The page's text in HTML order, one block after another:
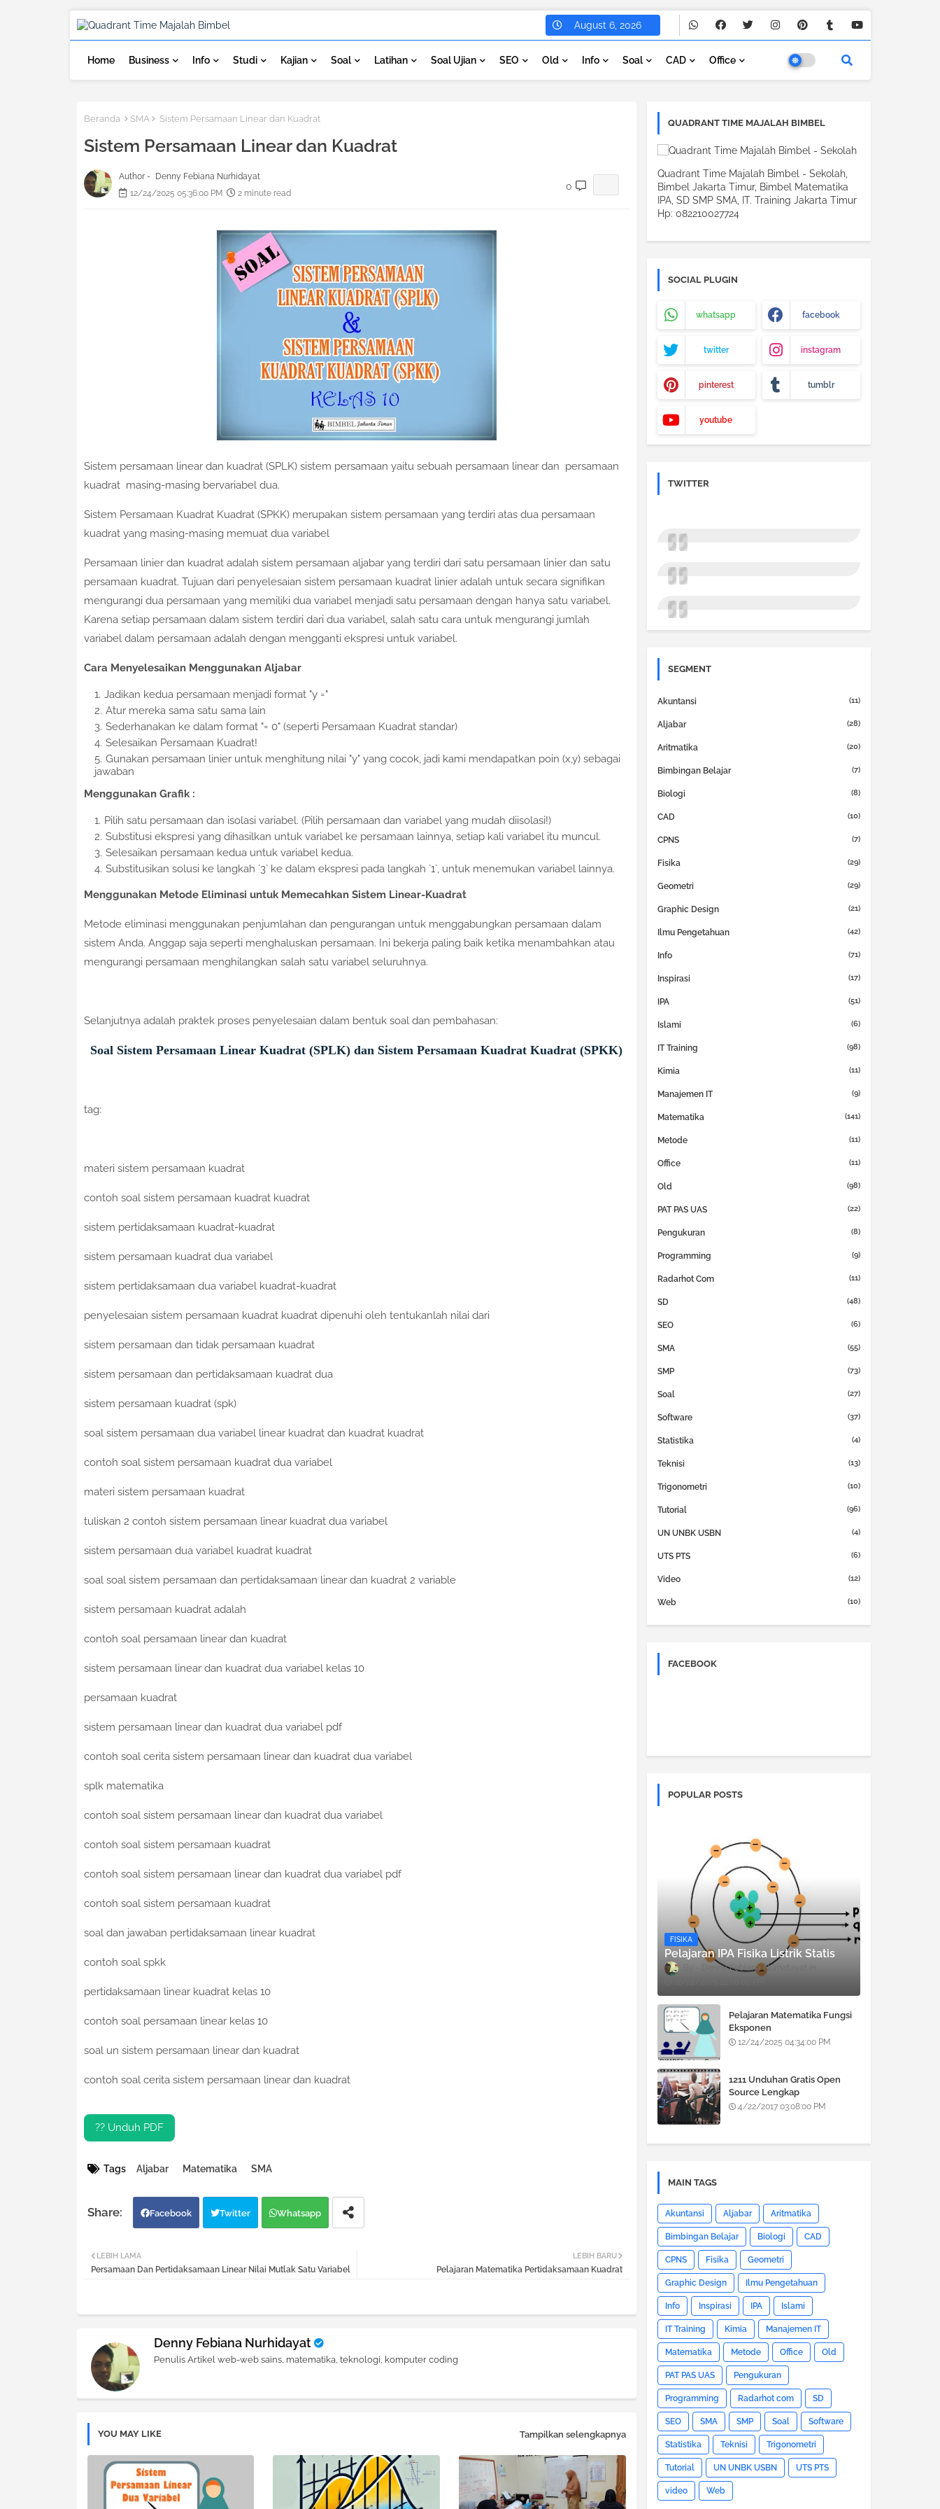
August 6, 2026
Home Business Info Studi Kajian Soal Latihan Soal Ujian SEO Old Info Soal CAD Office
Beranda SMA Sistem Persamaan Linear dan Kuadrat
Sistem Persamaan Linear dan Kuadrat
Author -
Denny Febiana Nurhidayat
12/24/2025 05:36:00 PM
2 minute read
0
Sistem persamaan linear dan kuadrat (SPLK) sistem persamaan yaitu sebuah persamaan linear dan persamaan
kuadrat masing-masing bervariabel dua.
Sistem Persamaan Kuadrat Kuadrat (SPKK) merupakan sistem persamaan yang terdiri atas dua persamaan
kuadrat yang masing-masing memuat dua variabel
Persamaan linier dan kuadrat adalah sistem persamaan aljabar yang terdiri dari satu persamaan linier dan satu
persamaan kuadrat. Tujuan dari penyelesaian sistem persamaan kuadrat linier adalah untuk secara signifikan
mengurangi dua persamaan yang memiliki dua variabel menjadi satu persamaan dengan hanya satu variabel.
Karena setiap persamaan dalam sistem terdiri dari dua variabel, salah satu cara untuk mengurangi jumlah
variabel dalam persamaan adalah dengan mengganti ekspresi untuk variabel.
Cara Menyelesaikan Menggunakan Aljabar
Jadikan kedua persamaan menjadi format "y ="
Atur mereka sama satu sama lain
Sederhanakan ke dalam format "= 0" (seperti Persamaan Kuadrat standar)
Selesaikan Persamaan Kuadrat!
Gunakan persamaan linier untuk menghitung nilai "y" yang cocok, jadi kami mendapatkan poin (x,y) sebagai
jawaban
Menggunakan Grafik :
Pilih satu persamaan dan isolasi variabel. (Pilih persamaan dan variabel yang mudah diisolasi!)
Substitusi ekspresi yang dihasilkan untuk variabel ke persamaan lainnya, setiap kali variabel itu muncul.
Selesaikan persamaan kedua untuk variabel kedua.
Substitusikan solusi ke langkah `3` ke dalam ekspresi pada langkah `1`, untuk menemukan variabel lainnya.
Menggunakan Metode Eliminasi untuk Memecahkan Sistem Linear-Kuadrat
Metode eliminasi menggunakan penjumlahan dan pengurangan untuk menggabungkan persamaan dalam
sistem Anda. Anggap saja seperti menghaluskan persamaan. Ini bekerja paling baik ketika menambahkan atau
mengurangi persamaan menghilangkan salah satu variabel seluruhnya.
Selanjutnya adalah praktek proses penyelesaian dalam bentuk soal dan pembahasan:
Soal Sistem Persamaan Linear Kuadrat (SPLK) dan Sistem Persamaan Kuadrat Kuadrat (SPKK)
tag:
materi sistem persamaan kuadrat
contoh soal sistem persamaan kuadrat kuadrat
sistem pertidaksamaan kuadrat-kuadrat
sistem persamaan kuadrat dua variabel
sistem pertidaksamaan dua variabel kuadrat-kuadrat
penyelesaian sistem persamaan kuadrat kuadrat dipenuhi oleh tentukanlah nilai dari
sistem persamaan dan tidak persamaan kuadrat
sistem persamaan dan pertidaksamaan kuadrat dua
sistem persamaan kuadrat (spk)
soal sistem persamaan dua variabel linear kuadrat dan kuadrat kuadrat
contoh soal sistem persamaan kuadrat dua variabel
materi sistem persamaan kuadrat
tuliskan 2 contoh sistem persamaan linear kuadrat dua variabel
sistem persamaan dua variabel kuadrat kuadrat
soal soal sistem persamaan dan pertidaksamaan linear dan kuadrat 2 variable
sistem persamaan kuadrat adalah
contoh soal persamaan linear dan kuadrat
sistem persamaan linear dan kuadrat dua variabel kelas 10
persamaan kuadrat
sistem persamaan linear dan kuadrat dua variabel pdf
contoh soal cerita sistem persamaan linear dan kuadrat dua variabel
splk matematika
contoh soal sistem persamaan linear dan kuadrat dua variabel
contoh soal sistem persamaan kuadrat
contoh soal sistem persamaan linear dan kuadrat dua variabel pdf
contoh soal sistem persamaan kuadrat
soal dan jawaban pertidaksamaan linear kuadrat
contoh soal spkk
pertidaksamaan linear kuadrat kelas 10
contoh soal persamaan linear kelas 10
soal un sistem persamaan linear dan kuadrat
contoh soal cerita sistem persamaan linear dan kuadrat
?? Unduh PDF
Tags Aljabar Matematika SMA
Facebook Twitter Whatsapp
LEBIH BARU
Pelajaran Matematika Pertidaksamaan Kuadrat
LEBIH LAMA
Persamaan Dan Pertidaksamaan Linear Nilai Mutlak Satu Variabel
Denny Febiana Nurhidayat
Penulis Artikel web-web sains, matematika, teknologi, komputer coding
YOU MAY LIKE Tampilkan selengkapnya
QUADRANT TIME MAJALAH BIMBEL
Quadrant Time Majalah Bimbel - Sekolah,
Bimbel Jakarta Timur, Bimbel Matematika
IPA, SD SMP SMA, IT. Training Jakarta Timur
Hp: 082210027724
SOCIAL PLUGIN
whatsapp facebook
twitter instagram
pinterest tumblr
youtube
TWITTER
SEGMENT
Akuntansi (11)
Aljabar (28)
Aritmatika (20)
Bimbingan Belajar (7)
Biologi (8)
CAD (10)
CPNS (7)
Fisika (29)
Geometri (29)
Graphic Design (21)
Ilmu Pengetahuan (42)
Info (71)
Inspirasi (17)
IPA (51)
Islami (6)
IT Training (98)
Kimia (11)
Manajemen IT (9)
Matematika (141)
Metode (11)
Office (11)
Old (98)
PAT PAS UAS (22)
Pengukuran (8)
Programming (9)
Radarhot Com (11)
SD (48)
SEO (6)
SMA (55)
SMP (73)
Soal (27)
Software (37)
Statistika (4)
Teknisi (13)
Trigonometri (10)
Tutorial (96)
UN UNBK USBN (4)
UTS PTS (6)
Video (12)
Web (10)
FACEBOOK
POPULAR POSTS
FISIKA
Pelajaran IPA Fisika Listrik Statis
Denny Febiana Nurhidayat
Pelajaran Matematika Fungsi
Eksponen
12/24/2025 04:34:00 PM
1211 Unduhan Gratis Open
Source Lengkap
4/22/2017 03:08:00 PM
MAIN TAGS
Akuntansi Aljabar Aritmatika
Bimbingan Belajar Biologi CAD
CPNS Fisika Geometri
Graphic Design Ilmu Pengetahuan
Info Inspirasi IPA Islami
IT Training Kimia Manajemen IT
Matematika Metode Office Old
PAT PAS UAS Pengukuran
Programming Radarhot com SD
SEO SMA SMP Soal Software
Statistika Teknisi Trigonometri
Tutorial UN UNBK USBN UTS PTS
video Web